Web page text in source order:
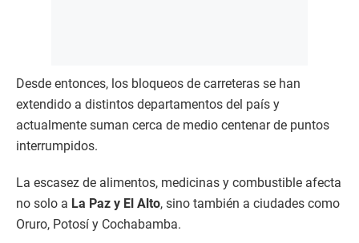
Desde entonces, los bloqueos de carreteras se han
extendido a distintos departamentos del país y
actualmente suman cerca de medio centenar de puntos
interrumpidos.
La escasez de alimentos, medicinas y combustible afecta
no solo a La Paz y El Alto, sino también a ciudades como
Oruro, Potosí y Cochabamba.